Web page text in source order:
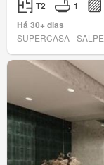
T2 1
Há 30+ dias
SUPERCASA -